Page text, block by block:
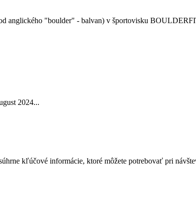
anglického "boulder" - balvan) v športovisku
2024...
kľúčové informácie, ktoré môžete potrebovať pri